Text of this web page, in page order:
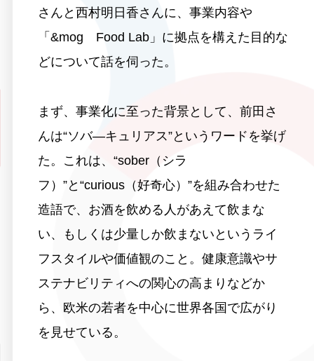
さんと西村明日香さんに、事業内容や
「&mog Food Lab」に拠点を構えた目的な
どについて話を伺った。
まず、事業化に至った背景として、前田さ
んは“ソバ―キュリアス”というワードを挙げ
た。これは、“sober（シラ
フ）”と“curious（好奇心）”を組み合わせた
造語で、お酒を飲める人があえて飲まな
い、もしくは少量しか飲まないというライ
フスタイルや価値観のこと。健康意識やサ
ステナビリティへの関心の高まりなどか
ら、欧米の若者を中心に世界各国で広がり
を見せている。